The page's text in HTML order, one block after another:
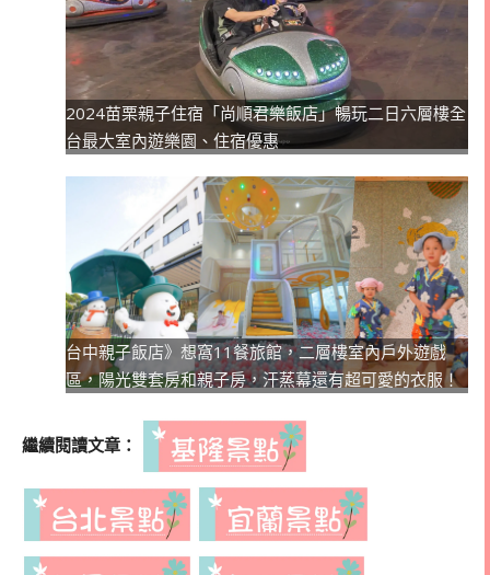
2024苗栗親子住宿「尚順君樂飯店」暢玩二日六層樓全
台最大室內遊樂園、住宿優惠
台中親子飯店》想窩11餐旅館，二層樓室內戶外遊戲
區，陽光雙套房和親子房，汗蒸幕還有超可愛的衣服！
繼續閱讀文章：